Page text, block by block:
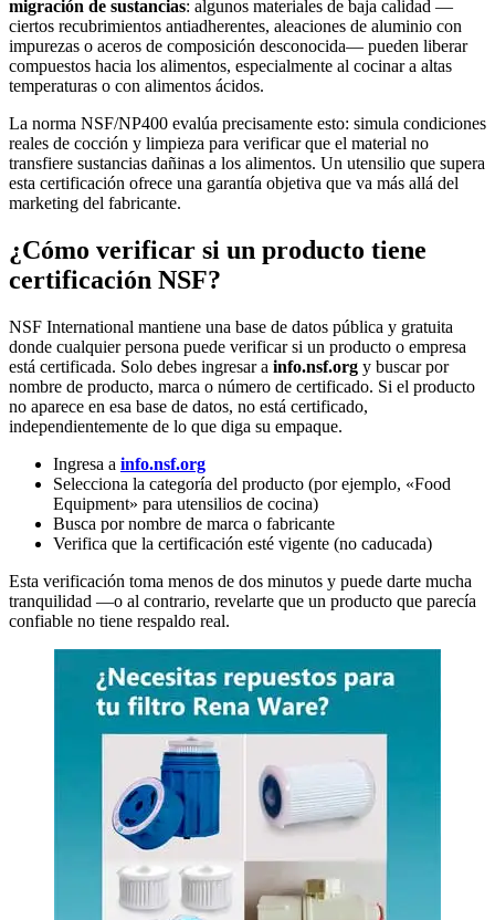
migración de sustancias: algunos materiales de baja calidad —
ciertos recubrimientos antiadherentes, aleaciones de aluminio con
impurezas o aceros de composición desconocida— pueden liberar
compuestos hacia los alimentos, especialmente al cocinar a altas
temperaturas o con alimentos ácidos.
La norma NSF/NP400 evalúa precisamente esto: simula condiciones
reales de cocción y limpieza para verificar que el material no
transfiere sustancias dañinas a los alimentos. Un utensilio que supera
esta certificación ofrece una garantía objetiva que va más allá del
marketing del fabricante.
¿Cómo verificar si un producto tiene
certificación NSF?
NSF International mantiene una base de datos pública y gratuita
donde cualquier persona puede verificar si un producto o empresa
está certificada. Solo debes ingresar a info.nsf.org y buscar por
nombre de producto, marca o número de certificado. Si el producto
no aparece en esa base de datos, no está certificado,
independientemente de lo que diga su empaque.
Ingresa a info.nsf.org
Selecciona la categoría del producto (por ejemplo, «Food
Equipment» para utensilios de cocina)
Busca por nombre de marca o fabricante
Verifica que la certificación esté vigente (no caducada)
Esta verificación toma menos de dos minutos y puede darte mucha
tranquilidad —o al contrario, revelarte que un producto que parecía
confiable no tiene respaldo real.